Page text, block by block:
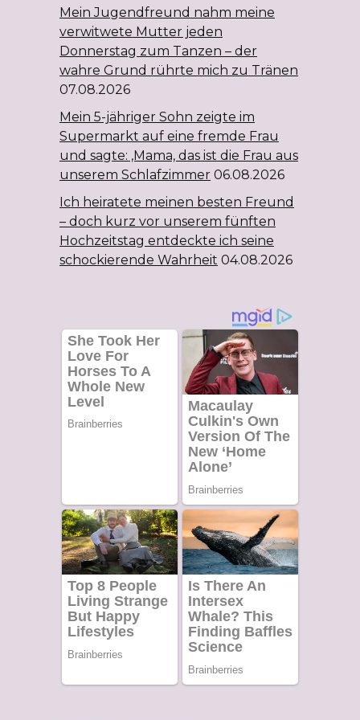
Mein Jugendfreund nahm meine
verwitwete Mutter jeden
Donnerstag zum Tanzen – der
wahre Grund rührte mich zu Tränen
07.08.2026
Mein 5-jähriger Sohn zeigte im
Supermarkt auf eine fremde Frau
und sagte: ‚Mama, das ist die Frau aus
unserem Schlafzimmer 06.08.2026
Ich heiratete meinen besten Freund
– doch kurz vor unserem fünften
Hochzeitstag entdeckte ich seine
schockierende Wahrheit 04.08.2026